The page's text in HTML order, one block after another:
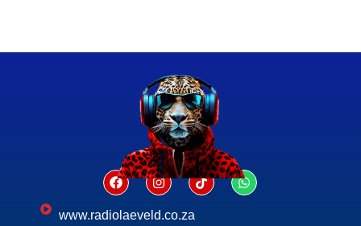
www.radiolaeveld.co.za